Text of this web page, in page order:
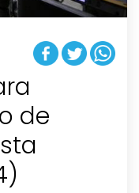
de